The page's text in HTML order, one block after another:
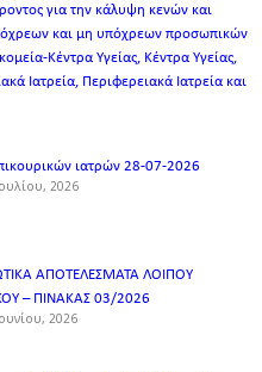
για την κάλυψη κενών και
και μη υπόχρεων προσωπικών
Κέντρα Υγείας, Κέντρα Υγείας,
Ιατρεία, Περιφερειακά Ιατρεία και
ιατρών 28-07-2026
2026
ΑΠΟΤΕΛΕΣΜΑΤΑ ΛΟΙΠΟΥ
– ΠΙΝΑΚΑΣ 03/2026
2026